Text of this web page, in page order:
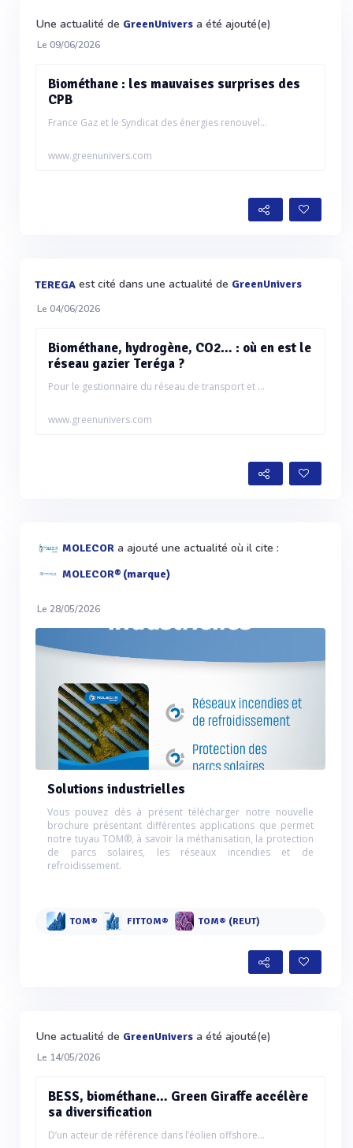
Une actualité de GreenUnivers a été ajouté(e)
Le 09/06/2026
Biométhane : les mauvaises surprises des
CPB
France Gaz et le Syndicat des énergies renouvel...
www.greenunivers.com
TEREGA est cité dans une actualité de GreenUnivers
Le 04/06/2026
Biométhane, hydrogène, CO2… : où en est le
réseau gazier Teréga ?
Pour le gestionnaire du réseau de transport et ...
www.greenunivers.com
MOLECOR a ajouté une actualité où il cite :
MOLECOR® (marque)
Le 28/05/2026
Solutions industrielles
Vous pouvez dès à présent télécharger notre nouvelle
brochure présentant différentes applications que permet
notre tuyau TOM®, à savoir la méthanisation, la protection
de parcs solaires, les réseaux incendies et de
refroidissement.
TOM® FITTOM® TOM® (REUT)
Une actualité de GreenUnivers a été ajouté(e)
Le 14/05/2026
BESS, biométhane… Green Giraffe accélère
sa diversification
D’un acteur de référence dans l’éolien offshore...